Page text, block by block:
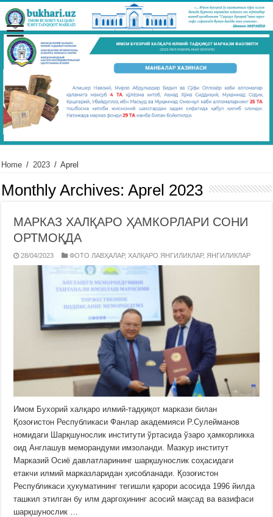
Home / 2023 / Aprel
Monthly Archives:Aprel 2023
МАРКАЗ ХАЛҚАРО ҲАМКОРЛАРИ СОНИ
ОРТМОҚДА
28/04/2023 ФОТО ЛАВҲАЛАР,ХАЛҚАРО ЯНГИЛИКЛАР, ЯНГИЛИКЛАР
Имом Бухорий халқаро илмий-тадқиқот маркази билан
Қозоғистон Республикаси Фанлар академияси Р.Сулейманов
номидаги Шарқшунослик институти ўртасида ўзаро ҳамкорликка
оид Англашув меморандуми имзоланди. Мазкур институт
Марказий Осиё давлатларининг шарқшунослик соҳасидаги
етакчи илмий марказларидан ҳисобланади. Қозоғистон
Республикаси ҳукуматининг тегишли қарори асосида 1996 йилда
ташкил этилган бу илм даргоҳининг асосий мақсад ва вазифаси
шарқшунослик …